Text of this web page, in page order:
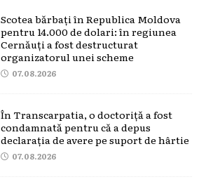
Scotea bărbați în Republica Moldova
pentru 14.000 de dolari: în regiunea
Cernăuți a fost destructurat
organizatorul unei scheme
07.08.2026
În Transcarpatia, o doctoriță a fost
condamnată pentru că a depus
declarația de avere pe suport de hârtie
07.08.2026